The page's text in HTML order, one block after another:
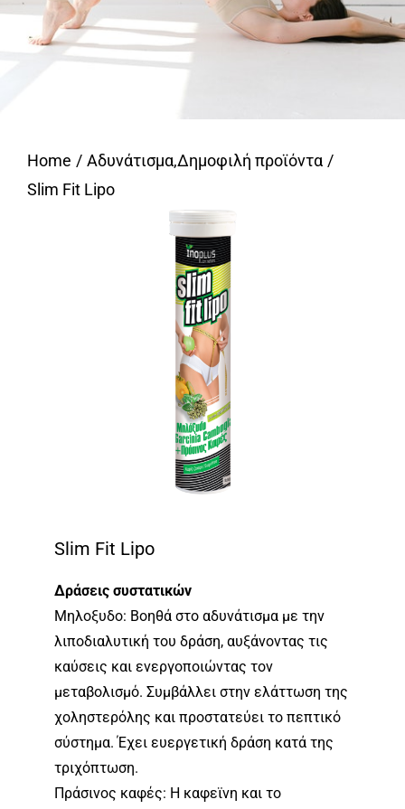
Home Αδυνάτισμα,Δημοφιλή προϊόντα
Slim Fit Lipo
Slim Fit Lipo
Δράσεις συστατικών
Μηλοξυδο: Βοηθά στο αδυνάτισμα με την
λιποδιαλυτική του δράση, αυξάνοντας τις
καύσεις και ενεργοποιώντας τον
μεταβολισμό. Συμβάλλει στην ελάττωση της
χοληστερόλης και προστατεύει το πεπτικό
σύστημα. Έχει ευεργετική δράση κατά της
τριχόπτωση.
Πράσινος καφές: Η καφεϊνη και το